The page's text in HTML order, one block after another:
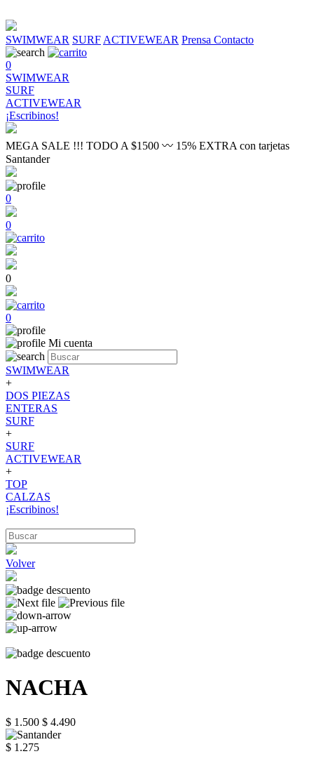
SWIMWEAR SURF ACTIVEWEAR Prensa Contacto
0
SWIMWEAR
SURF
ACTIVEWEAR
¡Escribinos!
MEGA SALE !!! TODO A $1500 〰 15% EXTRA con tarjetas
Santander
0
0
0
0
Mi cuenta
SWIMWEAR
+
DOS PIEZAS
ENTERAS
SURF
+
SURF
ACTIVEWEAR
+
TOP
CALZAS
¡Escribinos!
Volver
NACHA
$ 1.500 $ 4.490
$ 1.275